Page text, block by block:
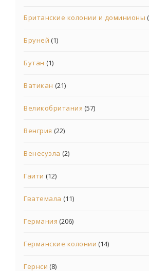
Британские колонии и доминионы
Бруней (1)
Бутан (1)
Ватикан (21)
Великобритания (57)
Венгрия (22)
Венесуэла (2)
Гаити (12)
Гватемала (11)
Германия (206)
Германские колонии (14)
Гернси (8)